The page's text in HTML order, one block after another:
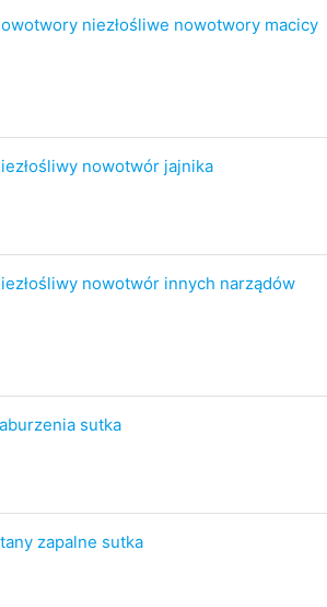
niezłośliwe nowotwory macicy
nowotwór jajnika
nowotwór innych narządów
sutka
zapalne sutka